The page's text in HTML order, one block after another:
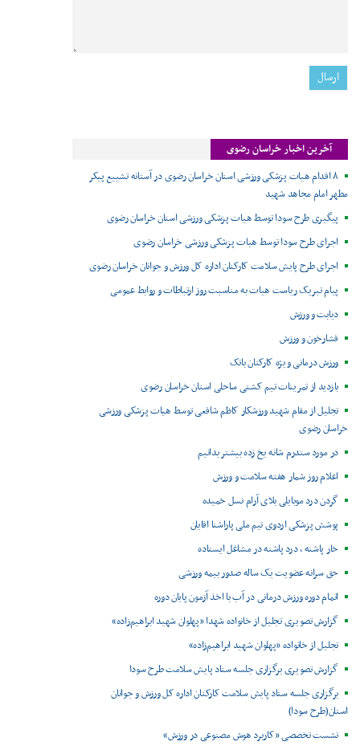
آخرین اخبار خراسان رضوی
۸ اقدام هیات پزشکی ورزشی استان خراسان رضوی در آستانه تشییع پیکر
مطهر امام مجاهد شهید
پیگیری طرح سودا توسط هیات پزشکی ورزشی استان خراسان رضوی
اجرای طرح سودا توسط هیات پزشکی ورزشی خراسان رضوی
اجرای طرح پایش سلامت کارکنان اداره کل ورزش و جوانان خراسان رضوی
پیام تبریک ریاست هیات به مناسبت روز ارتباطات و روابط عمومی
دیابت و ورزش
فشارخون و ورزش
ورزش درمانی ویژه کارکنان بانک
بازدید از تمرینات تیم کشتی ساحلی استان خراسان رضوی
تجلیل از مقام شهید ورزشکار کاظم شافعی توسط هیات پزشکی ورزشی
خراسان رضوی
در مورد سندرم شانه یخ زده بیشتر بدانیم
اعلام روز شمار هفته سلامت و ورزش
گردن درد موبایلی بلای آرام نسل خمیده
پوشش پزشکی اردوی تیم ملی پاراشنا اقایان
خار پاشنه ، درد پاشنه در مشاغل ایستاده
حق سرانه عضویت یک ساله صدور بیمه ورزشی
اتمام دوره ورزش درمانی در آب با اخذ آزمون پایان دوره
گزارش تصویری تجلیل از خانواده شهدا «پهلوان شهید ابراهیم‌زاده»
تجلیل از خانواده «پهلوان شهید ابراهیم‌زاده»
گزارش تصویری برگزاری جلسه ستاد پایش سلامت طرح سودا
برگزاری جلسه ستاد پایش سلامت کارکنان اداره کل ورزش و جوانان
استان(طرح سودا)
نشست تخصصی «کاربرد هوش مصنوعی در ورزش»